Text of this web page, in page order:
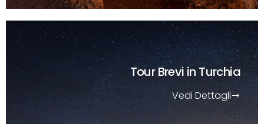
Tour Brevi in Turchia
Vedi Dettagli